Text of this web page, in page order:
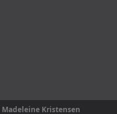
Madeleine Kristensen